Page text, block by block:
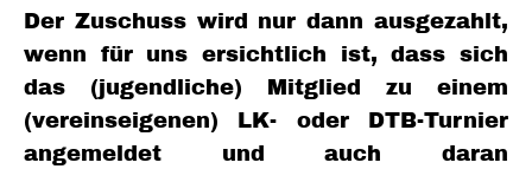
Der Zuschuss wird nur dann ausgezahlt,
wenn für uns ersichtlich ist, dass sich
das (jugendliche) Mitglied zu einem
(vereinseigenen) LK- oder DTB-Turnier
angemeldet und auch daran